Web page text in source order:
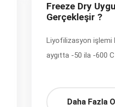
Freeze Dry
Gerçekleşir ?
Liyofilizasyon işlemi
aygıtta -50 ila -600
Daha Fazla